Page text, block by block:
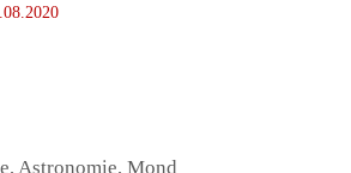
,Astronomie,Mond